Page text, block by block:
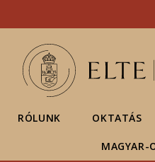
RÓLUNK OKTATÁS
MAGYAR-